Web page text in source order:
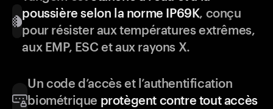
poussière selon la norme IP69K, conçu
pour résister aux températures extrêmes,
aux EMP, ESC et aux rayons X.
Un code d’accès et l’authentification
biométrique protègent contre tout accès